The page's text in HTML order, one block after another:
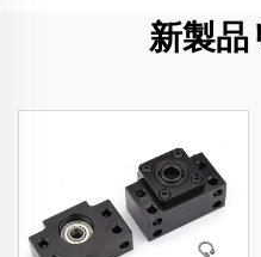
新製品